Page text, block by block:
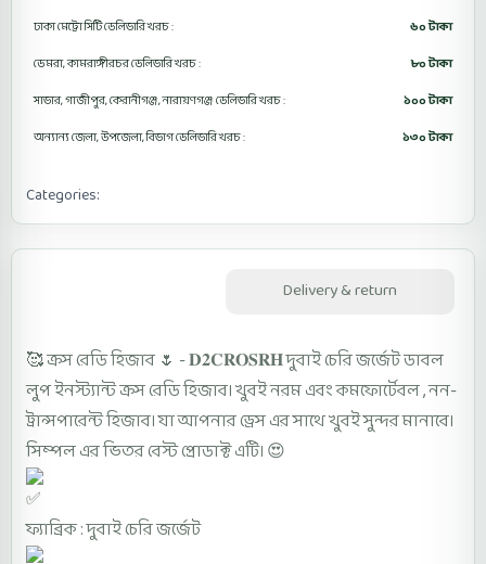
ঢাকা মেট্রো সিটি ডেলিভারি খরচ :
৬০ টাকা
ডেমরা, কামরাঙ্গীরচর ডেলিভারি খরচ :
৮০ টাকা
সাভার, গাজীপুর, কেরানীগঞ্জ, নারায়ণগঞ্জ ডেলিভারি খরচ :
১০০ টাকা
অন্যান্য জেলা, উপজেলা, বিভাগ ডেলিভারি খরচ :
১৩০ টাকা
Categories:
Delivery & return
🥰 ক্রস রেডি হিজাব 🌷 - 𝐃𝟐𝐂𝐑𝐎𝐒𝐑𝐇 দুবাই চেরি জর্জেট ডাবল
লুপ ইনস্ট্যান্ট ক্রস রেডি হিজাব। খুবই নরম এবং কমফোর্টেবল , নন-
ট্রান্সপারেন্ট হিজাব। যা আপনার ড্রেস এর সাথে খুবই সুন্দর মানাবে।
সিম্পল এর ভিতর বেস্ট প্রোডাক্ট এটি। 😍
ফ্যাব্রিক : দুবাই চেরি জর্জেট